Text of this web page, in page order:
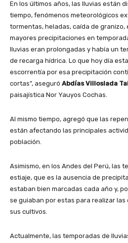
En los últimos años, las lluvias están
tiempo, fenómenos meteorológicos
tormentas, heladas, caída de granizo,
mayores precipitaciones en
lluvias eran prolongadas y había un
de recarga hídrica. Lo que hoy día
escorrentía por esa precipitación
cortas”, aseguró Abdías Villoslada
paisajística Nor Yauyos Cochas.
Al mismo tiempo, agregó que las
están afectando las principales
población.
Asimismo, en los Andes del Perú, las
estiaje, que es la ausencia de
estaban bien marcadas cada año y,
se guiaban por estas para realizar las
sus cultivos.
Actualmente, las temporadas de